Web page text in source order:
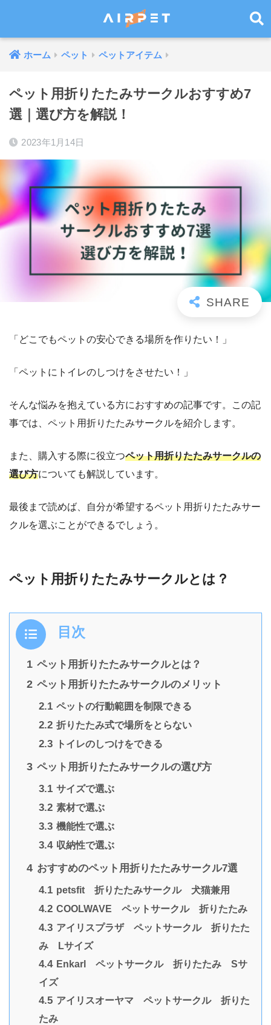
ホーム ペット ペットアイテム
ペット用折りたたみサークルおすすめ7
選｜選び方を解説！
2023年1月14日
「どこでもペットの安心できる場所を作りたい！」
「ペットにトイレのしつけをさせたい！」
そんな悩みを抱えている方におすすめの記事です。この記
事では、ペット用折りたたみサークルを紹介します。
また、購入する際に役立つペット用折りたたみサークルの
選び方についても解説しています。
最後まで読めば、自分が希望するペット用折りたたみサー
クルを選ぶことができるでしょう。
ペット用折りたたみサークルとは？
目次
1 ペット用折りたたみサークルとは？
2 ペット用折りたたみサークルのメリット
2.1 ペットの行動範囲を制限できる
2.2 折りたたみ式で場所をとらない
2.3 トイレのしつけをできる
3 ペット用折りたたみサークルの選び方
3.1 サイズで選ぶ
3.2 素材で選ぶ
3.3 機能性で選ぶ
3.4 収納性で選ぶ
4 おすすめのペット用折りたたみサークル7選
4.1 petsfit 折りたたみサークル 犬猫兼用
4.2 COOLWAVE ペットサークル 折りたたみ
4.3 アイリスプラザ ペットサークル 折りたた
み Lサイズ
4.4 Enkarl ペットサークル 折りたたみ Sサ
イズ
4.5 アイリスオーヤマ ペットサークル 折りた
たみ